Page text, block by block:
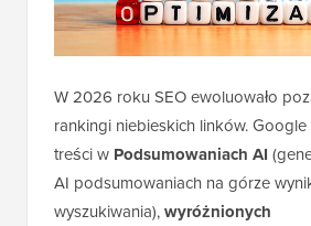
W 2026 roku SEO ewoluowało
rankingi niebieskich linków.
treści w Podsumowaniach AI
AI podsumowaniach na górze
wyszukiwania),wyróżnionych